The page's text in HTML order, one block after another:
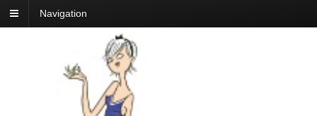
Navigation